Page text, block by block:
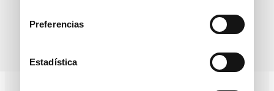
Preferencias
Estadística
datos personales